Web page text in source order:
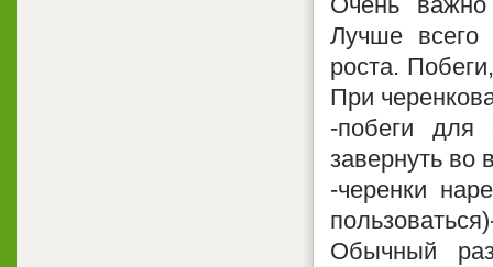
Лучше всего
роста.
При
-побеги для
завернуть во
-черенки
Обычный